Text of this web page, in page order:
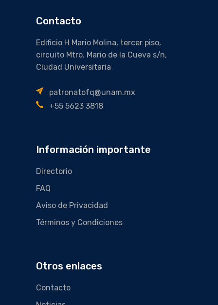
Contacto
Edificio H Mario Molina, tercer piso,
circuito Mtro. Mario de la Cueva s/n,
Ciudad Universitaria
patronatofq@unam.mx
+55 5623 3818
Información importante
Directorio
FAQ
Aviso de Privacidad
Términos y Condiciones
Otros enlaces
Contacto